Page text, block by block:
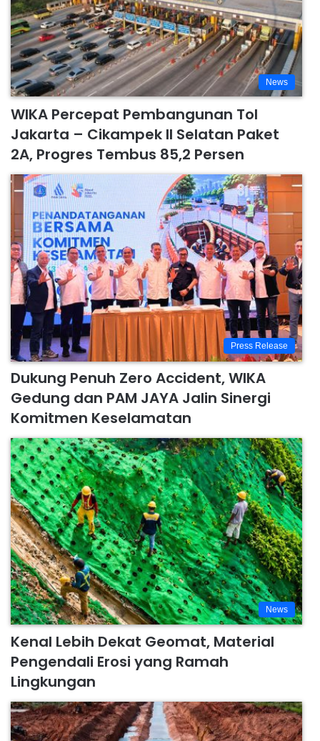
News
WIKA Percepat Pembangunan Tol
Jakarta – Cikampek II Selatan Paket
2A, Progres Tembus 85,2 Persen
Press Release
Dukung Penuh Zero Accident, WIKA
Gedung dan PAM JAYA Jalin Sinergi
Komitmen Keselamatan
News
Kenal Lebih Dekat Geomat, Material
Pengendali Erosi yang Ramah
Lingkungan